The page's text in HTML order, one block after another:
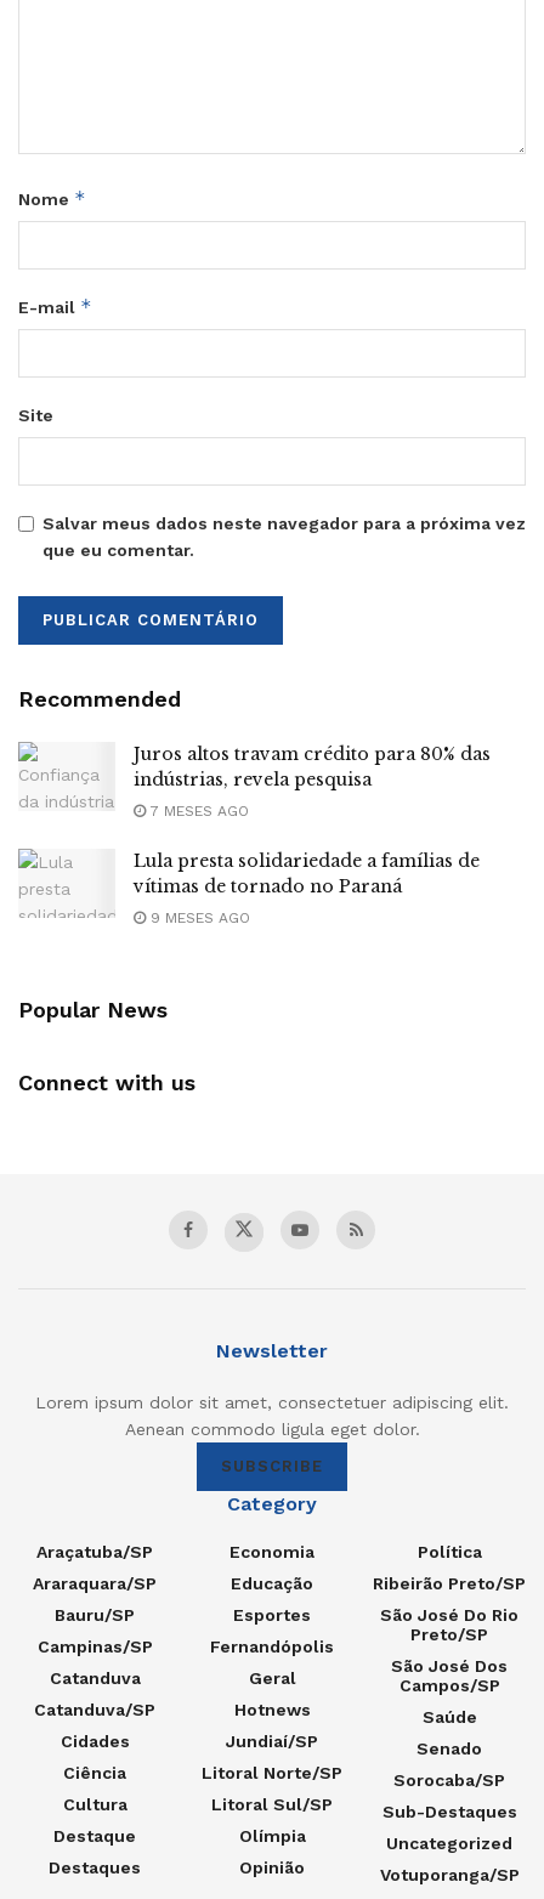
Nome *
E-mail *
Site
Salvar meus dados neste navegador para a próxima vez
que eu comentar.
Recommended
Juros altos travam crédito para 80% das
indústrias, revela pesquisa
7 MESES AGO
Lula presta solidariedade a famílias de
vítimas de tornado no Paraná
9 MESES AGO
Popular News
Connect with us
Newsletter
Lorem ipsum dolor sit amet, consectetuer adipiscing elit.
Aenean commodo ligula eget dolor.
SUBSCRIBE
Category
Araçatuba/SP
Araraquara/SP
Bauru/SP
Campinas/SP
Catanduva
Catanduva/SP
Cidades
Ciência
Cultura
Destaque
Destaques
Economia
Educação
Esportes
Fernandópolis
Geral
Hotnews
Jundiaí/SP
Litoral Norte/SP
Litoral Sul/SP
Olímpia
Opinião
Política
Ribeirão Preto/SP
São José Do Rio
Preto/SP
São José Dos
Campos/SP
Saúde
Senado
Sorocaba/SP
Sub-Destaques
Uncategorized
Votuporanga/SP